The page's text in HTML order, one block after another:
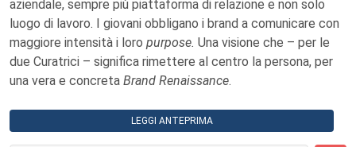
aziendale, sempre più piattaforma di relazione e non solo
luogo di lavoro. I giovani obbligano i brand a comunicare con
maggiore intensità i loro purpose. Una visione che – per le
due Curatrici – significa rimettere al centro la persona, per
una vera e concreta Brand Renaissance.
LEGGI ANTEPRIMA